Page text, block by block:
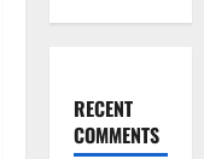
RECENT
COMMENTS